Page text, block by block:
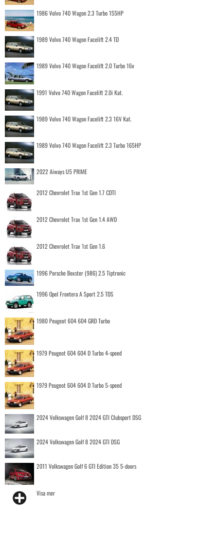
1986 Volvo 740 Wagon 2.3 Turbo 155HP
1989 Volvo 740 Wagon Facelift 2.4 TD
1989 Volvo 740 Wagon Facelift 2.0 Turbo 16v
1991 Volvo 740 Wagon Facelift 2.0i Kat.
1989 Volvo 740 Wagon Facelift 2.3 16V Kat.
1989 Volvo 740 Wagon Facelift 2.3 Turbo 165HP
2022 Aiways U5 PRIME
2012 Chevrolet Trax 1st Gen 1.7 CDTI
2012 Chevrolet Trax 1st Gen 1.4 AWD
2012 Chevrolet Trax 1st Gen 1.6
1996 Porsche Boxster (986) 2.5 Tiptronic
1996 Opel Frontera A Sport 2.5 TDS
1980 Peugeot 604 604 GRD Turbo
1979 Peugeot 604 604 D Turbo 4-speed
1979 Peugeot 604 604 D Turbo 5-speed
2024 Volkswagen Golf 8 2024 GTI Clubsport DSG
2024 Volkswagen Golf 8 2024 GTI DSG
2011 Volkswagen Golf 6 GTI Edition 35 5-doors
Visa mer